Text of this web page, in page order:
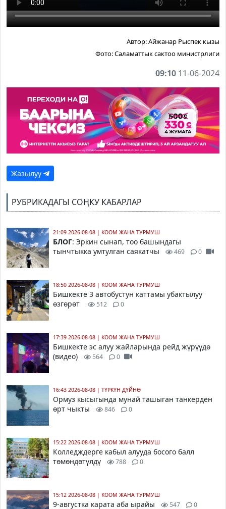
Автор:Айжанар Рыспек кызы
Фото:Саламаттык сактоо министрлиги
09:10 11-06-2024
Жазылуу
РУБРИКАДАГЫ СОҢКУ КАБАРЛАР
21:09 2026-08-08 | КООМ ЖАНА ТУРМУШ
БЛОГ: Эркин сынап, тоо башындагы
тынчтыкка умтулган саякатчы
469 0
18:50 2026-08-08 | КООМ ЖАНА ТУРМУШ
Бишкекте 3 автобустун каттамы убактылуу
өзгөрөт
512 0
17:39 2026-08-08 | КООМ ЖАНА ТУРМУШ
Бишкекте эс алуу жайларында рейд жүрүүдө
(видео)
564 0
16:43 2026-08-08 | ТҮРКҮН ДҮЙНӨ
Ормуз кысыгында мунай ташыган танкерден
өрт чыкты
846 0
15:22 2026-08-08 | КООМ ЖАНА ТУРМУШ
Колледждерге кабыл алууда босого балл
төмөндөтүлдү
788 0
15:12 2026-08-08 | КООМ ЖАНА ТУРМУШ
9-августка карата аба ырайы 547 0